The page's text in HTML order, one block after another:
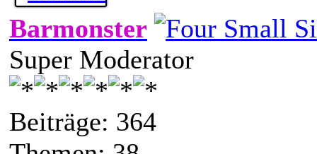
Barmonster
Super Moderator
Beiträge: 364